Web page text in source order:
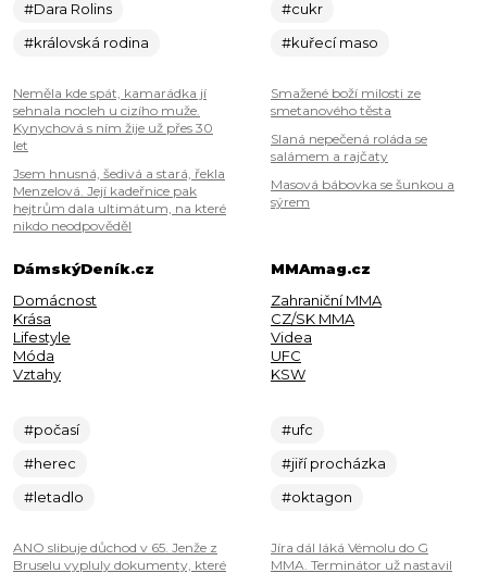
#Dara Rolins
#královská rodina
Neměla kde spát, kamarádka jí
sehnala nocleh u cizího muže.
Kynychová s ním žije už přes 30
let
Jsem hnusná, šedivá a stará, řekla
Menzelová. Její kadeřnice pak
hejtrům dala ultimátum, na které
nikdo neodpověděl
#cukr
#kuřecí maso
Smažené boží milosti ze
smetanového těsta
Slaná nepečená roláda se
salámem a rajčaty
Masová bábovka se šunkou a
sýrem
DámskýDeník.cz
Domácnost
Krása
Lifestyle
Móda
Vztahy
#počasí
#herec
#letadlo
ANO slibuje důchod v 65. Jenže z
Bruselu vypluly dokumenty, které
MMAmag.cz
Zahraniční MMA
CZ/SK MMA
Videa
UFC
KSW
#ufc
#jiří procházka
#oktagon
Jíra dál láká Vémolu do G
MMA. Terminátor už nastavil